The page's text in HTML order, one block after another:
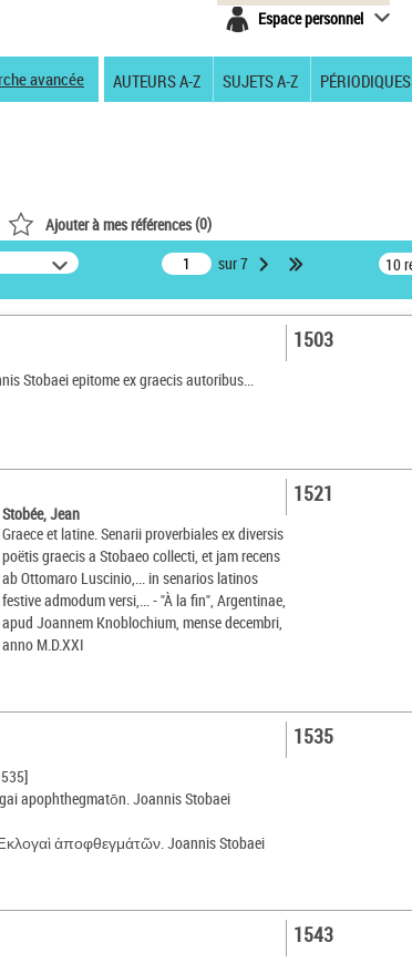
Espace personnel
avancée AUTEURS A-Z SUJETS A-Z PÉRIODIQUES
Ajouter à mes références(0)
sur 7 10
Stobaei epitome ex graecis autoribus...
1503
Stobée, Jean
Graece et latine. Senarii proverbiales ex diversis
poëtis graecis a Stobaeo collecti, et jam recens
ab Ottomaro Luscinio,... in senarios latinos
festive admodum versi,... - "À la fin", Argentinae,
apud Joannem Knoblochium, mense decembri,
anno M.D.XXI
1521
apophthegmatōn. Joannis Stobaei
ἀποφθεγμάτῶν. Joannis Stobaei
1535
1543